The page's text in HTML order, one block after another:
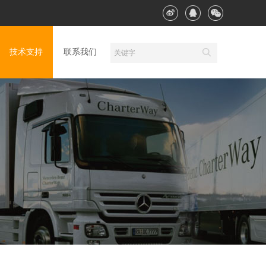
技术支持 联系我们